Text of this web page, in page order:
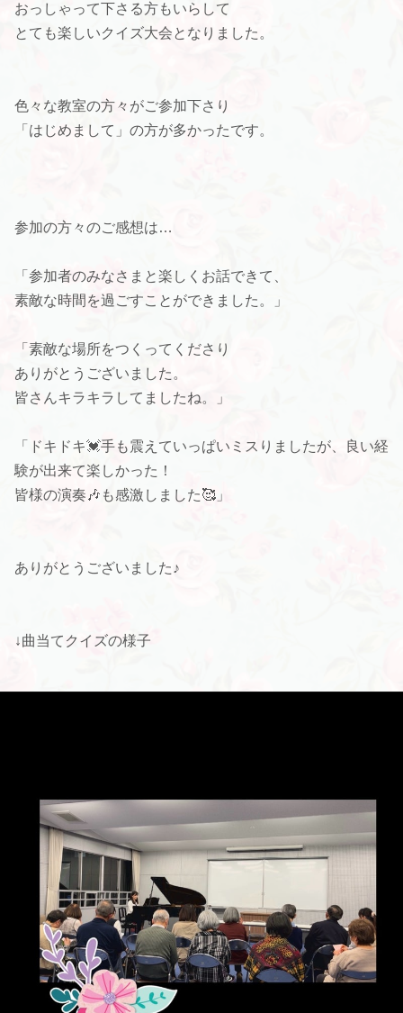
おっしゃって下さる方もいらして
とても楽しいクイズ大会となりました。
色々な教室の方々がご参加下さり
「はじめまして」の方が多かったです。
参加の方々のご感想は…
「参加者のみなさまと楽しくお話できて、
素敵な時間を過ごすことができました。」
「素敵な場所をつくってくださり
ありがとうございました。
皆さんキラキラしてましたね。」
「ドキドキ💓手も震えていっぱいミスりましたが、良い経
験が出来て楽しかった！
皆様の演奏🎶も感激しました🥰」
ありがとうございました♪
↓曲当てクイズの様子